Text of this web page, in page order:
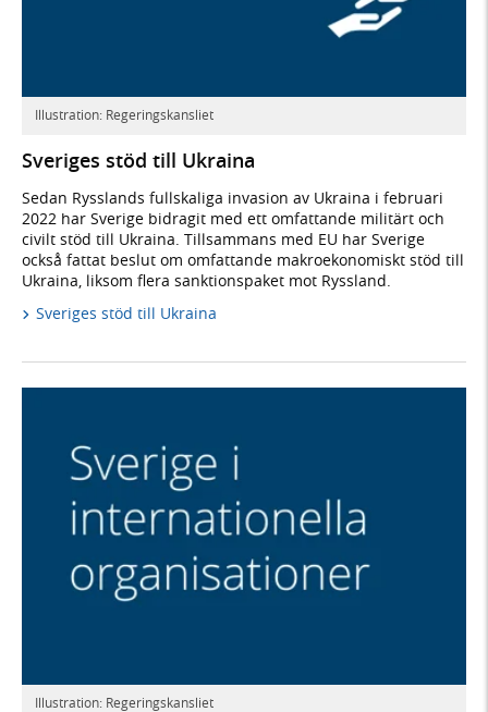
Illustration: Regeringskansliet
Sveriges stöd till Ukraina
Sedan Rysslands fullskaliga invasion av Ukraina i februari
2022 har Sverige bidragit med ett omfattande militärt och
civilt stöd till Ukraina. Tillsammans med EU har Sverige
också fattat beslut om omfattande makroekonomiskt stöd till
Ukraina, liksom flera sanktionspaket mot Ryssland.
Sveriges stöd till Ukraina
Illustration: Regeringskansliet